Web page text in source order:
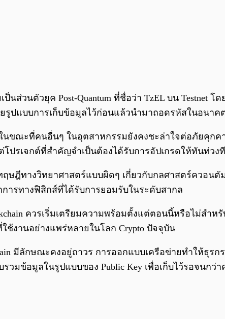
นส่วนตัวยุค Post-Quantum ที่ชื่อว่า TzEL บน Testnet
ปแบบการเก็บข้อมูลไว้ก่อนแล้วนำมาถอดรหัสในอนาค
ในขณะที่คนอื่นๆ ในอุตสาหกรรมยังคงชะล่าใจต่อภัยคุก
ปรเจกต์ที่สำคัญจำเป็นต้องได้รับการอัปเกรดให้ทันท่วงที
ฎีทางวิทยาศาสตร์แบบผิดๆ เกี่ยวกับกลศาสตร์ควอนตั
ารทางฟิสิกส์ที่ได้รับการยอมรับในระดับสากล
ควรเริ่มเตรียมความพร้อมตั้งแต่ตอนนี้หรือไม่สำ
ใช้งานอย่างแพร่หลายในโลก Crypto ปัจจุบัน
มีลักษณะคงอยู่ถาวร การออกแบบเครือข่ายทำให้ธุรก
วมข้อมูลในรูปแบบของ Public Key เพื่อเก็บไว้รอจนก